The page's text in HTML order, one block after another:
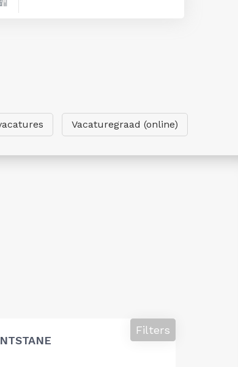
Vacaturegraad (online)
Filters